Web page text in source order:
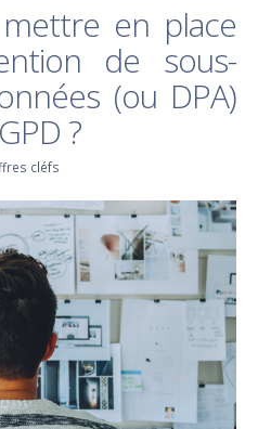
en place
de sous-
(ou DPA)
?
cléfs